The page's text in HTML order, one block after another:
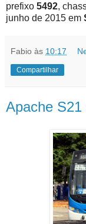
prefixo 5492,
junho de 2015 em
Fabio às 10:17
Compartilhar
Apache